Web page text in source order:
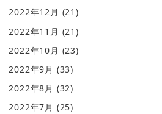
2022年12月 (21)
2022年11月 (21)
2022年10月 (23)
2022年9月 (33)
2022年8月 (32)
2022年7月 (25)